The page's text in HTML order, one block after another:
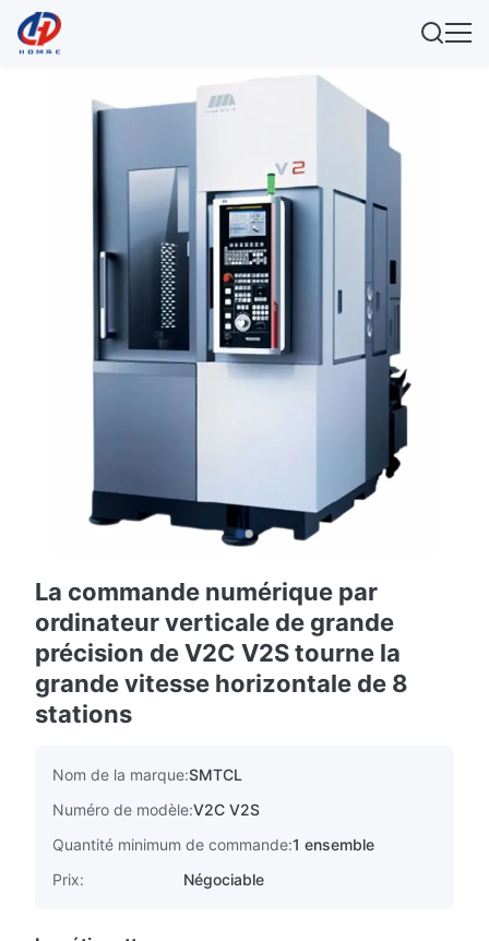
La commande numérique par
ordinateur verticale de grande
précision de V2C V2S tourne la
grande vitesse horizontale de 8
stations
Nom de la marque:SMTCL
Numéro de modèle:V2C V2S
Quantité minimum de commande:1 ensemble
Prix:
Négociable